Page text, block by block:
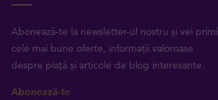
Abonează-te la newsletter-ul nostru și vei primi
cele mai bune oferte, informații valoroase
despre piață și articole de blog interesante.
Abonează-te